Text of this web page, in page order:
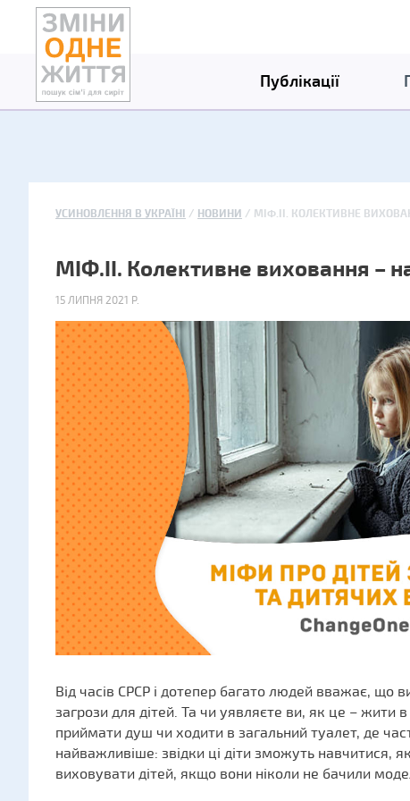
Публікації
УСИНОВЛЕННЯ В УКРАЇНІ НОВИНИ МІФ.II. КОЛЕКТИВНЕ
МІФ.II. Колективне виховання –
15 ЛИПНЯ 2021 Р.
Від часів СРСР і дотепер багато людей вважає, що
загрози для дітей. Та чи уявляєте ви, як це – жити
приймати душ чи ходити в загальний туалет, де
найважливіше: звідки ці діти зможуть навчитися,
виховувати дітей, якщо вони ніколи не бачили